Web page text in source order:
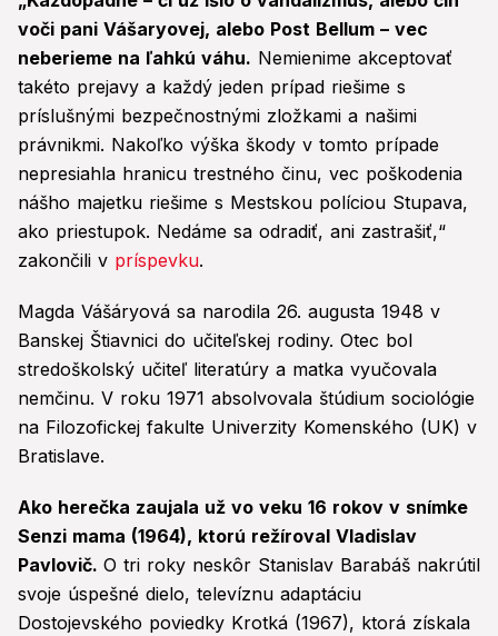
voči pani Vášaryovej, alebo Post Bellum – vec
neberieme na ľahkú váhu. Nemienime akceptovať
takéto prejavy a každý jeden prípad riešime s
príslušnými bezpečnostnými zložkami a našimi
právnikmi. Nakoľko výška škody v tomto prípade
nepresiahla hranicu trestného činu, vec poškodenia
nášho majetku riešime s Mestskou políciou Stupava,
ako priestupok. Nedáme sa odradiť, ani zastrašiť,“
zakončili v príspevku.
Magda Vášáryová sa narodila 26. augusta 1948 v
Banskej Štiavnici do učiteľskej rodiny. Otec bol
stredoškolský učiteľ literatúry a matka vyučovala
nemčinu. V roku 1971 absolvovala štúdium sociológie
na Filozofickej fakulte Univerzity Komenského (UK) v
Bratislave.
Ako herečka zaujala už vo veku 16 rokov v snímke
Senzi mama (1964), ktorú režíroval Vladislav
Pavlovič. O tri roky neskôr Stanislav Barabáš nakrútil
svoje úspešné dielo, televíznu adaptáciu
Dostojevského poviedky Krotká (1967), ktorá získala